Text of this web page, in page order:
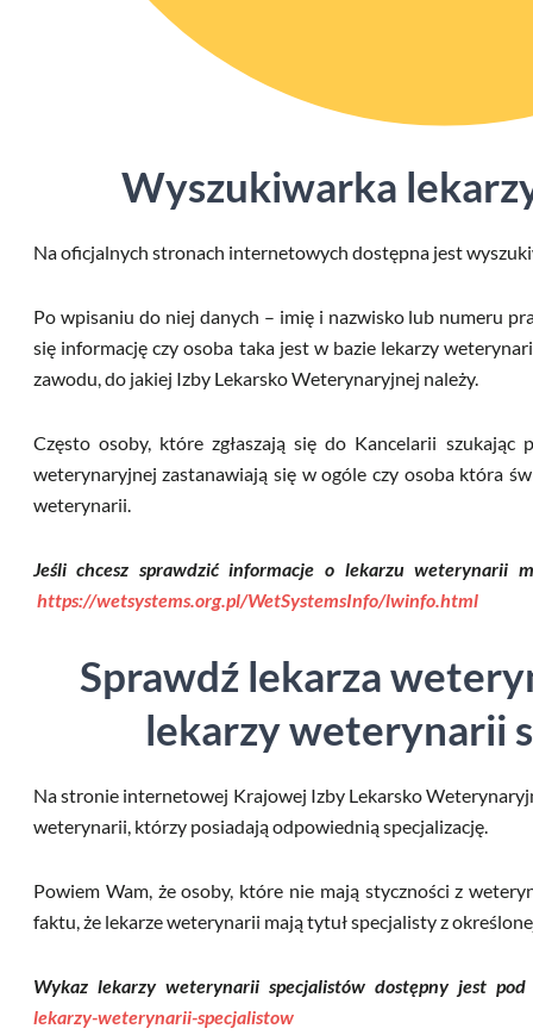
Wyszukiwarka
Na oficjalnych stronach internetowych dostępna jest
Po wpisaniu do niej danych – imię i nazwisko lub numeru
się informację czy osoba taka jest w bazie lekarzy
zawodu, do jakiej Izby Lekarsko Weterynaryjnej należy.
Często osoby, które zgłaszają się do Kancelarii szukając
weterynaryjnej zastanawiają się w ogóle czy osoba która
weterynarii.
Jeśli chcesz sprawdzić informacje o lekarzu weterynarii
https://wetsystems.org.pl/WetSystemsInfo/lwinfo.html
Sprawdź lekarza
lekarzy weterynarii
Na stronie internetowej Krajowej Izby Lekarsko
weterynarii, którzy posiadają odpowiednią specjalizację.
Powiem Wam, że osoby, które nie mają styczności z
faktu, że lekarze weterynarii mają tytuł specjalisty z
Wykaz lekarzy weterynarii specjalistów dostępny jest
lekarzy-weterynarii-specjalistow